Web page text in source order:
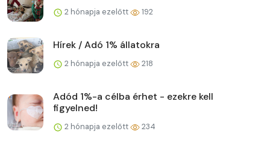
2 hónapja ezelőtt 192
Hírek / Adó 1% állatokra
2 hónapja ezelőtt 218
Adód 1%-a célba érhet - ezekre kell
figyelned!
2 hónapja ezelőtt 234